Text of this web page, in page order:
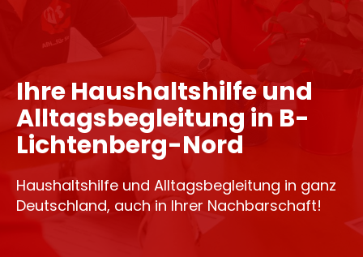
Ihre Haushaltshilfe und
Alltagsbegleitung in B-
Lichtenberg-Nord
Haushaltshilfe und Alltagsbegleitung in ganz
Deutschland, auch in Ihrer Nachbarschaft!